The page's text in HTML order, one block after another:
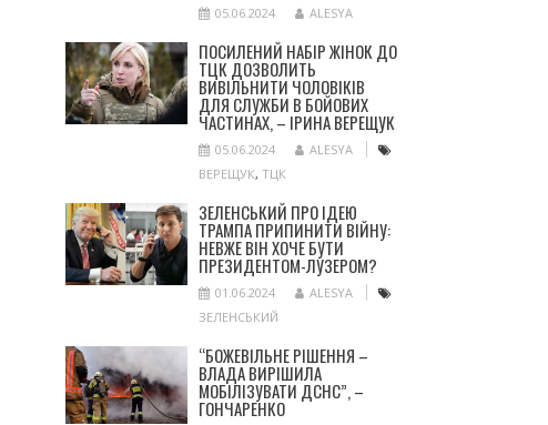
05.06.2024 ALESYA
ПОСИЛЕНИЙ НАБІР ЖІНОК ДО
ТЦК ДОЗВОЛИТЬ
ВИВІЛЬНИТИ ЧОЛОВІКІВ
ДЛЯ СЛУЖБИ В БОЙОВИХ
ЧАСТИНАХ, – ІРИНА ВЕРЕЩУК
05.06.2024
ALESYA
ВЕРЕЩУК, ТЦК
ЗЕЛЕНСЬКИЙ ПРО ІДЕЮ
ТРАМПА ПРИПИНИТИ ВІЙНУ:
НЕВЖЕ ВІН ХОЧЕ БУТИ
ПРЕЗИДЕНТОМ-ЛУЗЕРОМ?
01.06.2024
ALESYA
ЗЕЛЕНСЬКИЙ
“БОЖЕВІЛЬНЕ РІШЕННЯ –
ВЛАДА ВИРІШИЛА
МОБІЛІЗУВАТИ ДСНС”, –
ГОНЧАРЕНКО